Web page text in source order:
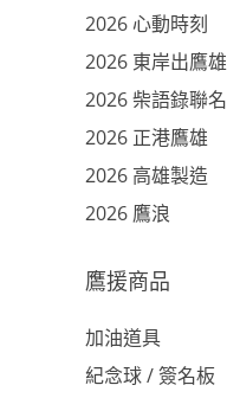
2026 心動時刻
2026 東岸出鷹雄
2026 柴語錄聯名
2026 正港鷹雄
2026 高雄製造
2026 鷹浪
鷹援商品
加油道具
紀念球 / 簽名板